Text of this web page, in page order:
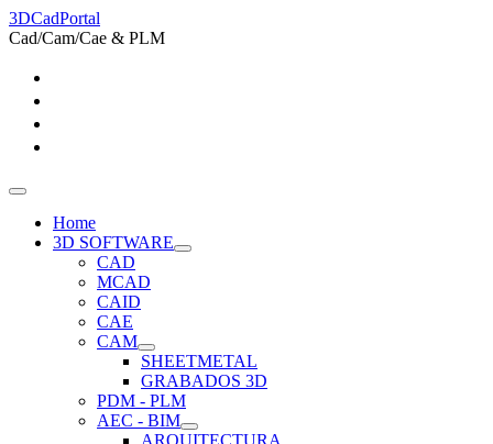
3DCadPortal
Cad/Cam/Cae & PLM
Home
3D SOFTWARE
CAD
MCAD
CAID
CAE
CAM
SHEETMETAL
GRABADOS 3D
PDM - PLM
AEC - BIM
ARQUITECTURA